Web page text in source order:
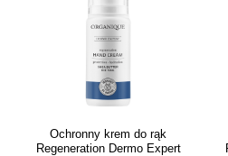
Ochronny krem do rąk
Regeneration Dermo Expert